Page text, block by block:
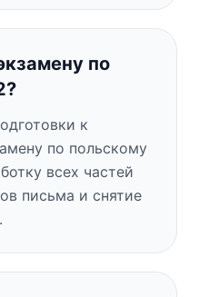
по
к
по польскому
всех частей
письма и снятие